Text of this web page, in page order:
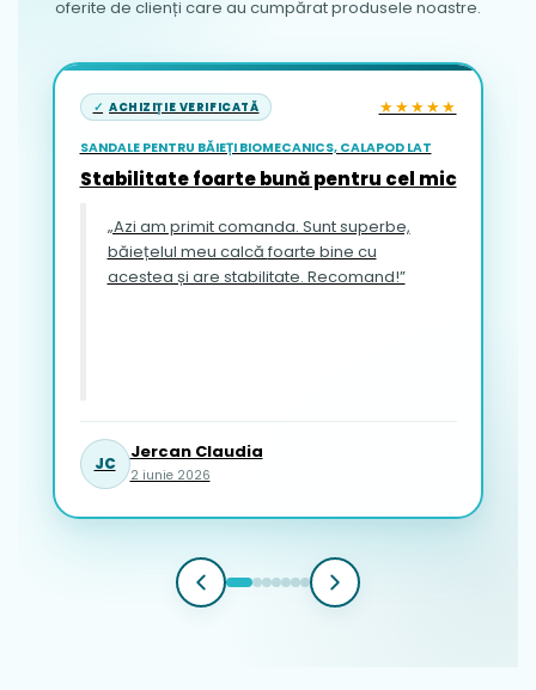
oferite de clienți care au cumpărat produsele noastre.
ACHIZIȚIE VERIFICATĂ ★★★★★
SANDALE PENTRU BĂIEȚI BIOMECANICS, CALAPOD LAT
Stabilitate foarte bună pentru cel mic
„Azi am primit comanda. Sunt superbe,
băiețelul meu calcă foarte bine cu
acestea și are stabilitate. Recomand!”
JC
Jercan Claudia
2 iunie 2026